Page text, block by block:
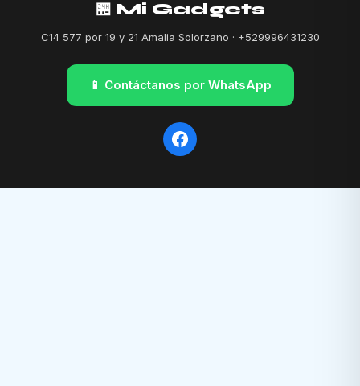
🏪 Mi Gadgets
C14 577 por 19 y 21 Amalia Solorzano · +529996431230
📱 Contáctanos por WhatsApp